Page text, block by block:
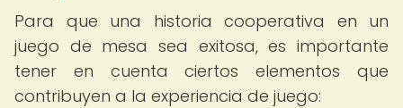
Para que una historia cooperativa en un
juego de mesa sea exitosa, es importante
tener en cuenta ciertos elementos que
contribuyen a la experiencia de juego: